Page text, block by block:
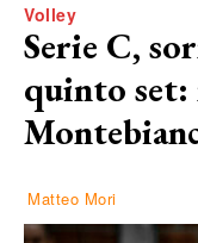
Volley
Serie C,
quinto set:
Matteo Mori